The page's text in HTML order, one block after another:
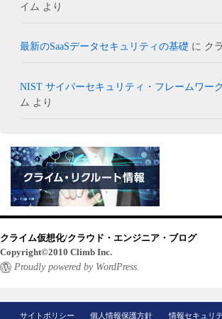
イム より
最新のSaaSデータセキュリティの基礎 に ク
NIST サイバーセキュリティ・フレームワー
ム より
クライム仮想化/クラウド・エンジニア・ブログ
Copyright©2010 Climb Inc.
Proudly powered by WordPress.
サイトポリシー 個人情報保護方針 情報セキュリ